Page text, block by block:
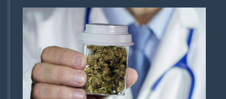
tosamo.jpg